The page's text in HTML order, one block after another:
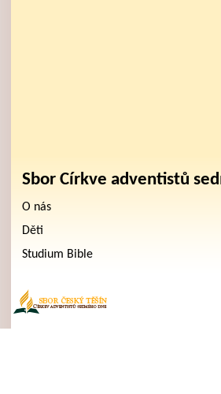
Sbor Církve adventistů
O nás
Děti
Studium Bible